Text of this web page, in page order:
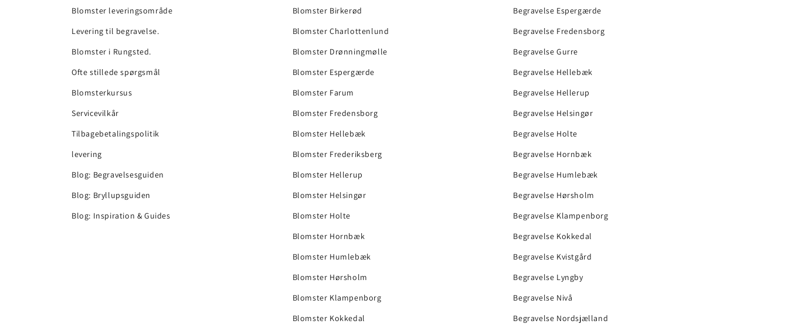
Blomster leveringsområde
Levering til begravelse.
Blomster i Rungsted.
Ofte stillede spørgsmål
Blomsterkursus
Servicevilkår
Tilbagebetalingspolitik
levering
Blog: Begravelsesguiden
Blog: Bryllupsguiden
Blog: Inspiration & Guides
Blomster Birkerød
Blomster Charlottenlund
Blomster Drønningmølle
Blomster Espergærde
Blomster Farum
Blomster Fredensborg
Blomster Hellebæk
Blomster Frederiksberg
Blomster Hellerup
Blomster Helsingør
Blomster Holte
Blomster Hornbæk
Blomster Humlebæk
Blomster Hørsholm
Blomster Klampenborg
Blomster Kokkedal
Begravelse Espergærde
Begravelse Fredensborg
Begravelse Gurre
Begravelse Hellebæk
Begravelse Hellerup
Begravelse Helsingør
Begravelse Holte
Begravelse Hornbæk
Begravelse Humlebæk
Begravelse Hørsholm
Begravelse Klampenborg
Begravelse Kokkedal
Begravelse Kvistgård
Begravelse Lyngby
Begravelse Nivå
Begravelse Nordsjælland